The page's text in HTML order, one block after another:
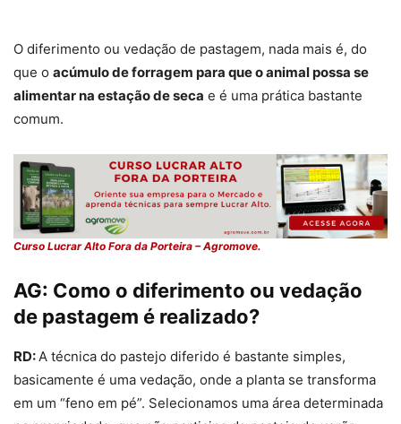
O diferimento ou vedação de pastagem, nada mais é, do
que o acúmulo de forragem para que o animal possa se
alimentar na estação de seca e é uma prática bastante
comum.
Curso Lucrar Alto Fora da Porteira – Agromove.
AG: Como o diferimento ou vedação
de pastagem é realizado?
RD: A técnica do pastejo diferido é bastante simples,
basicamente é uma vedação, onde a planta se transforma
em um “feno em pé”. Selecionamos uma área determinada